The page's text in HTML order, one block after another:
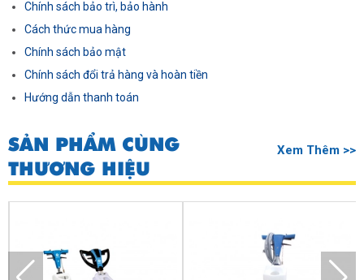
Chính sách bảo trì, bảo hành
Cách thức mua hàng
Chính sách bảo mật
Chính sách đổi trả hàng và hoàn tiền
Hướng dẫn thanh toán
SẢN PHẨM CÙNG
THƯƠNG HIỆU
Xem Thêm >>